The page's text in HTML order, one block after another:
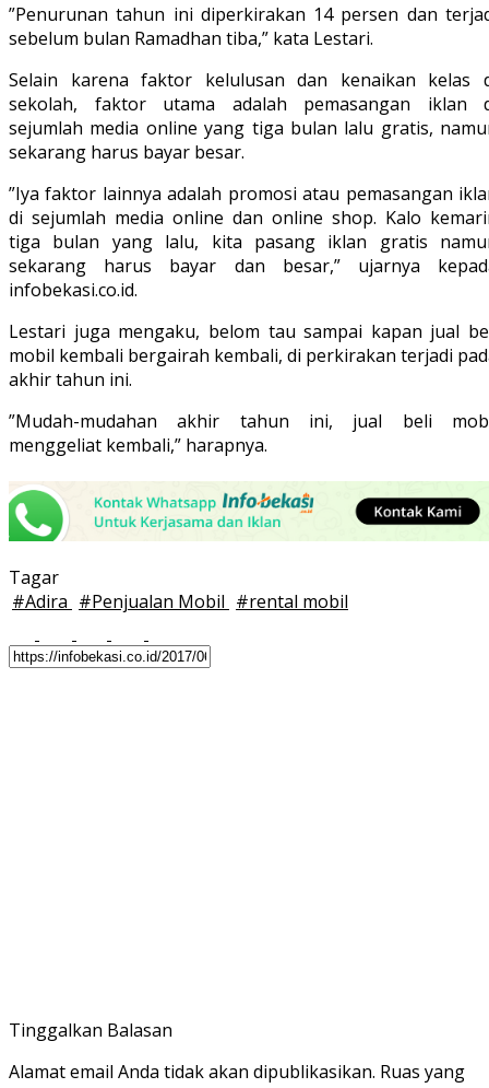
”Penurunan tahun ini diperkirakan 14 persen dan
sebelum bulan Ramadhan tiba,” kata Lestari.
Selain karena faktor kelulusan dan kenaikan kelas
sekolah, faktor utama adalah pemasangan iklan
sejumlah media online yang tiga bulan lalu gratis,
sekarang harus bayar besar.
”Iya faktor lainnya adalah promosi atau pemasangan
di sejumlah media online dan online shop. Kalo
tiga bulan yang lalu, kita pasang iklan gratis
sekarang harus bayar dan besar,” ujarnya
infobekasi.co.id.
Lestari juga mengaku, belom tau sampai kapan jual
mobil kembali bergairah kembali, di perkirakan terjadi
akhir tahun ini.
”Mudah-mudahan akhir tahun ini, jual beli
menggeliat kembali,” harapnya.
Tagar
#Adira #Penjualan Mobil #rental mobil
Tinggalkan Balasan
Alamat email Anda tidak akan dipublikasikan. Ruas yang